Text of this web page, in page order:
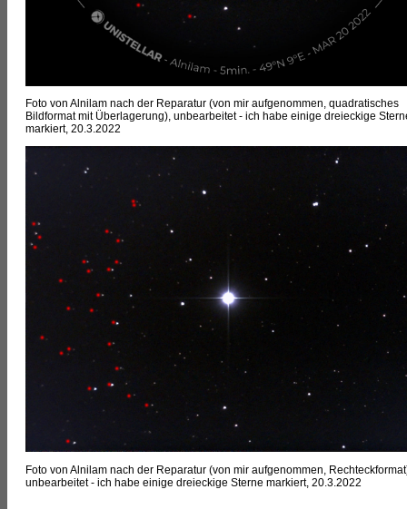
Foto von Alnilam nach der Reparatur (von mir aufgenommen, quadratisches
Bildformat mit Überlagerung), unbearbeitet - ich habe einige dreieckige
markiert, 20.3.2022
Foto von Alnilam nach der Reparatur (von mir aufgenommen,
unbearbeitet - ich habe einige dreieckige Sterne markiert, 20.3.2022